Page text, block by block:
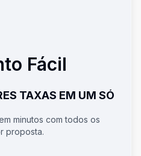
Fácil
TAXAS EM UM SÓ
minutos com todos os
proposta.